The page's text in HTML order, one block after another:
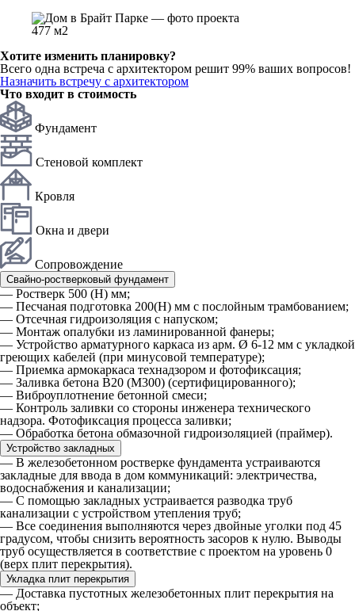
477 м2
Хотите изменить планировку?
Всего одна встреча с архитектором решит 99% ваших вопросов!
Назначить встречу с архитектором
Что входит в стоимость
Фундамент
Стеновой комплект
Кровля
Окна и двери
Сопровождение
Свайно-ростверковый фундамент
— Ростверк 500 (Н) мм;
— Песчаная подготовка 200(Н) мм с послойным трамбованием;
— Отсечная гидроизоляция с напуском;
— Монтаж опалубки из ламинированной фанеры;
— Устройство арматурного каркаса из арм. Ø 6-12 мм с укладкой
греющих кабелей (при минусовой температуре);
— Приемка армокаркаса технадзором и фотофиксация;
— Заливка бетона В20 (М300) (сертифицированного);
— Виброуплотнение бетонной смеси;
— Контроль заливки со стороны инженера технического
надзора. Фотофиксация процесса заливки;
— Обработка бетона обмазочной гидроизоляцией (праймер).
Устройство закладных
— В железобетонном ростверке фундамента устраиваются
закладные для ввода в дом коммуникаций: электричества,
водоснабжения и канализации;
— С помощью закладных устраивается разводка труб
канализации с устройством утепления труб;
— Все соединения выполняются через двойные уголки под 45
градусом, чтобы снизить вероятность засоров к нулю. Выводы
труб осуществляется в соответствие с проектом на уровень 0
(верх плит перекрытия).
Укладка плит перекрытия
— Доставка пустотных железобетонных плит перекрытия на
объект;